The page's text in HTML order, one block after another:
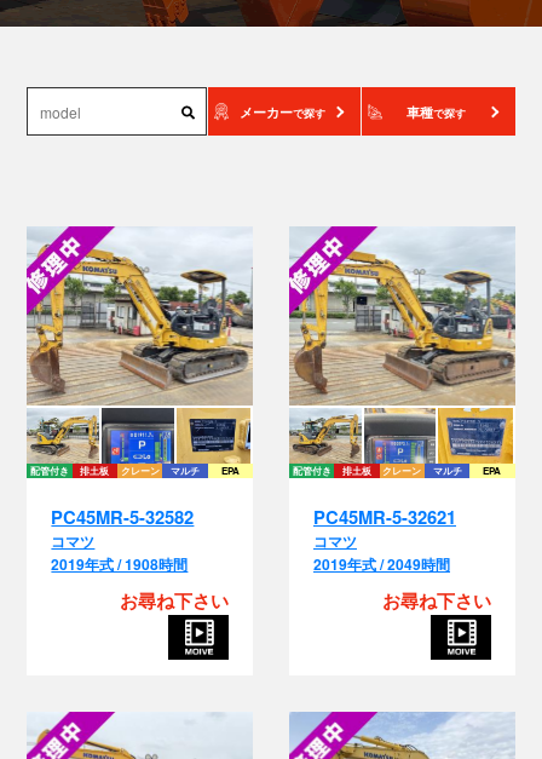
メーカーで探す 車種で探す
配管付き 排土板 クレーン マルチ EPA
PC45MR-5-32582
コマツ
2019年式 / 1908時間
お尋ね下さい
配管付き 排土板 クレーン マルチ EPA
PC45MR-5-32621
コマツ
2019年式 / 2049時間
お尋ね下さい